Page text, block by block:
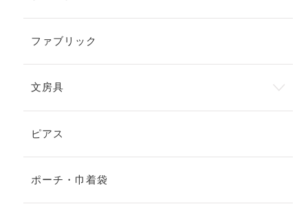
ファブリック
文房具
ピアス
ポーチ・巾着袋